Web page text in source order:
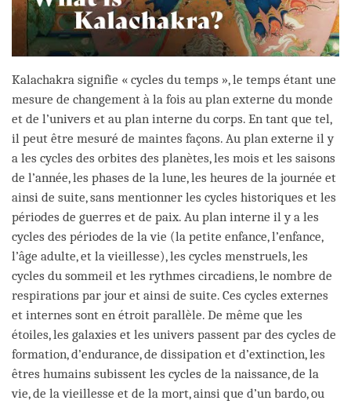
Kalachakra signifie « cycles du temps », le temps étant une
mesure de changement à la fois au plan externe du monde
et de l’univers et au plan interne du corps. En tant que tel,
il peut être mesuré de maintes façons. Au plan externe il y
a les cycles des orbites des planètes, les mois et les saisons
de l’année, les phases de la lune, les heures de la journée et
ainsi de suite, sans mentionner les cycles historiques et les
périodes de guerres et de paix. Au plan interne il y a les
cycles des périodes de la vie (la petite enfance, l’enfance,
l’âge adulte, et la vieillesse), les cycles menstruels, les
cycles du sommeil et les rythmes circadiens, le nombre de
respirations par jour et ainsi de suite. Ces cycles externes
et internes sont en étroit parallèle. De même que les
étoiles, les galaxies et les univers passent par des cycles de
formation, d’endurance, de dissipation et d’extinction, les
êtres humains subissent les cycles de la naissance, de la
vie, de la vieillesse et de la mort, ainsi que d’un bardo, ou